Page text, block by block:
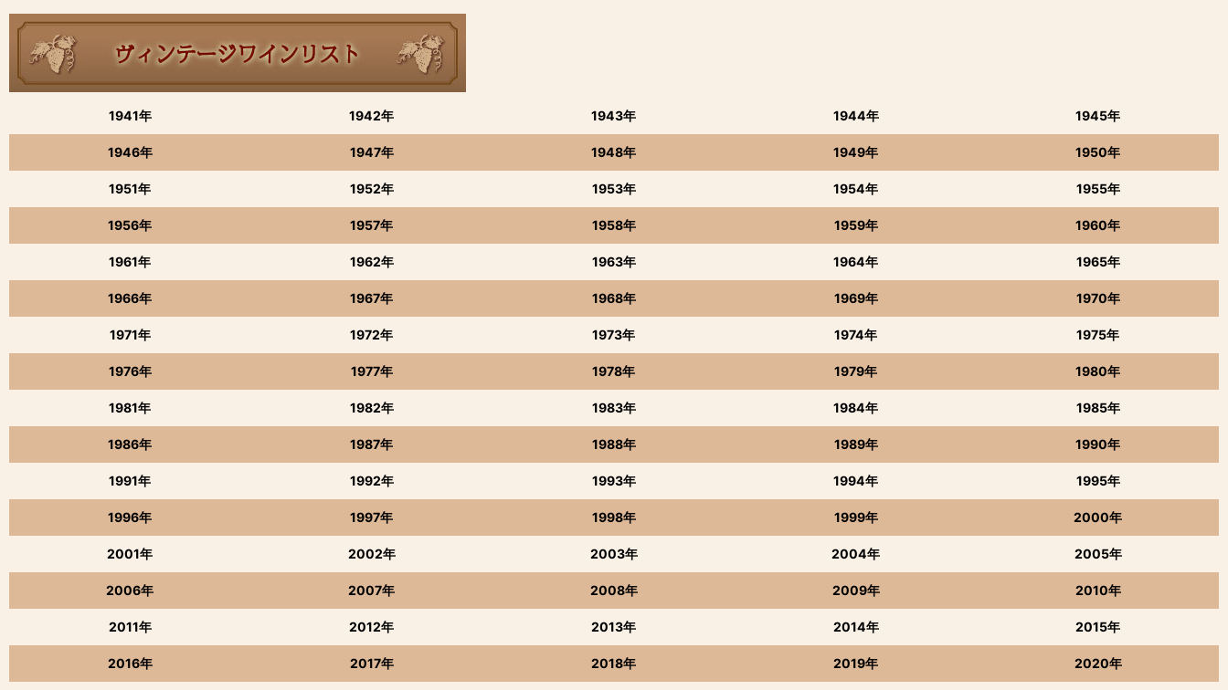
1941年 1942年 1943年 1944年 1945年
1946年 1947年 1948年 1949年 1950年
1951年 1952年 1953年 1954年 1955年
1956年 1957年 1958年 1959年 1960年
1961年 1962年 1963年 1964年 1965年
1966年 1967年 1968年 1969年 1970年
1971年 1972年 1973年 1974年 1975年
1976年 1977年 1978年 1979年 1980年
1981年 1982年 1983年 1984年 1985年
1986年 1987年 1988年 1989年 1990年
1991年 1992年 1993年 1994年 1995年
1996年 1997年 1998年 1999年 2000年
2001年 2002年 2003年 2004年 2005年
2006年 2007年 2008年 2009年 2010年
2011年 2012年 2013年 2014年 2015年
2016年 2017年 2018年 2019年 2020年